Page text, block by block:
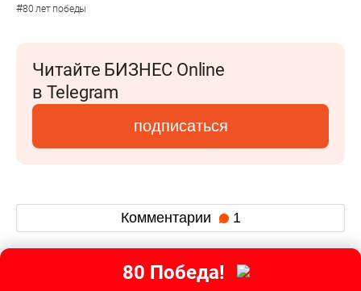
#80 лет победы
Читайте БИЗНЕС Online
в Telegram
подписаться
Комментарии 1
80 Победа!